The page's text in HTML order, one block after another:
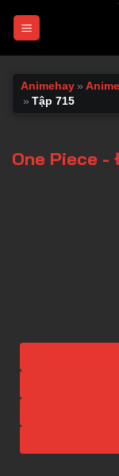
Animehay »
» Tập 715
One Piece -